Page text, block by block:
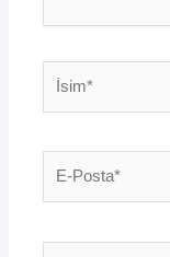
Posta*